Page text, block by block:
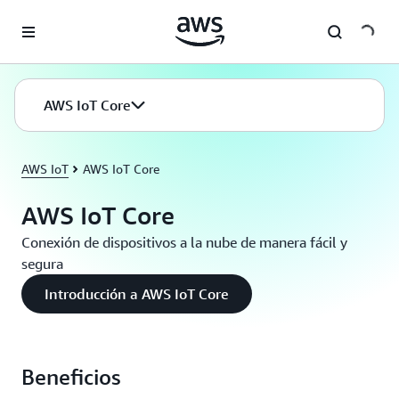
AWS IoT Core
AWS IoT AWS IoT Core
AWS IoT Core
Conexión de dispositivos a la nube de manera fácil y
segura
Introducción a AWS IoT Core
Beneficios